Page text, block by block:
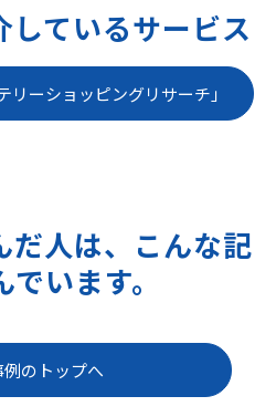
しているサービス
リーショッピングリサーチ」
だ人は、こんな記
います。
のトップへ